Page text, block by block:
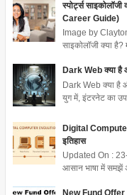
स्पोर्ट्स
Career Guide)
Image by
साइकोलॉजी क्या
Dark Web क्या है
Dark Web क्या है
युग में, इंटरनेट का
Digital
इतिहास
Updated On :
आसान भाषा में
New Fund Offer